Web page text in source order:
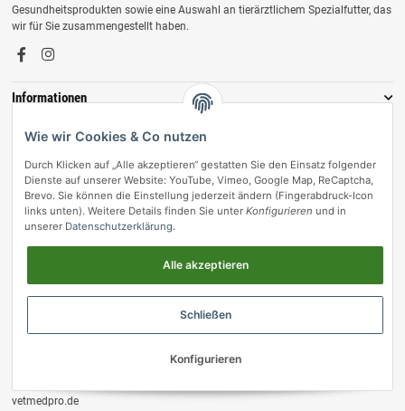
Gesundheitsprodukten sowie eine Auswahl an tierärztlichem Spezialfutter, das
wir für Sie zusammengestellt haben.
Informationen
Zahlungsmöglichkeiten
Vertrag widerrufen
Umsetzung durch Themeart
vetmedpro.de
Wie wir Cookies & Co nutzen
Durch Klicken auf „Alle akzeptieren“ gestatten Sie den Einsatz folgender
Dienste auf unserer Website: YouTube, Vimeo, Google Map, ReCaptcha,
Brevo. Sie können die Einstellung jederzeit ändern (Fingerabdruck-Icon
links unten). Weitere Details finden Sie unter Konfigurieren und in
unserer Datenschutzerklärung.
Alle akzeptieren
Schließen
Konfigurieren